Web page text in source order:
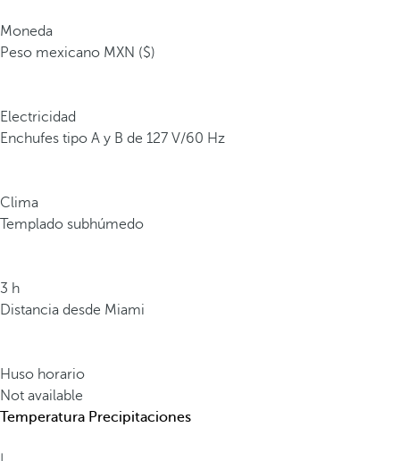
Moneda
Peso mexicano MXN ($)
Electricidad
Enchufes tipo A y B de 127 V/60 Hz
Clima
Templado subhúmedo
3 h
Distancia desde Miami
Huso horario
Not available
Temperatura Precipitaciones